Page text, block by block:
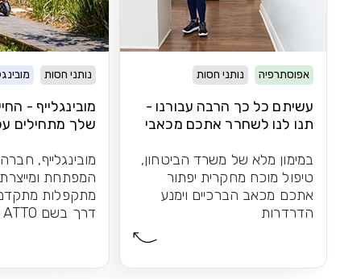
אפוסתרפיה נותני חסות
עשיתם כל כך הרבה עבורנו -
תנו לנו לשחרר אתכם מכאבי
במימון מלא של משרד הביטחון,
טיפול מוכח מחקרית יפתור
אתכם מכאב הברכיים וימנע
הדרדרות
נותני חסות
מובינגלייף -
שלך מתחילים
מובינגלייף,
המפתחת ומייצרת
מתקפלות
דרך בשם ATTO